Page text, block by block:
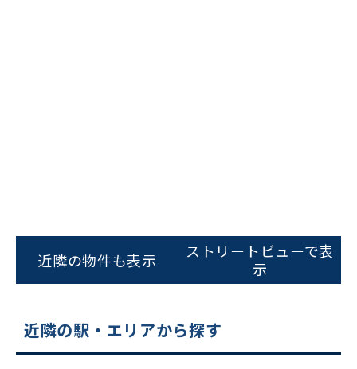
0120-620-213
近隣の物件も表示
ストリートビューで表
示
近隣の駅・エリアから探す